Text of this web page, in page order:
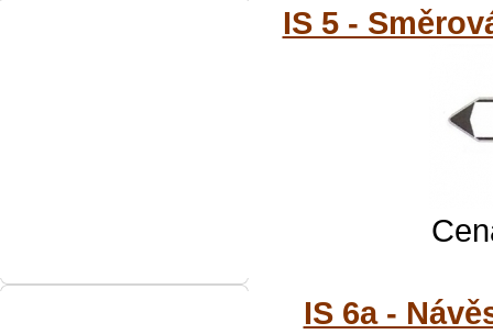
IS 5 -
IS 6a -